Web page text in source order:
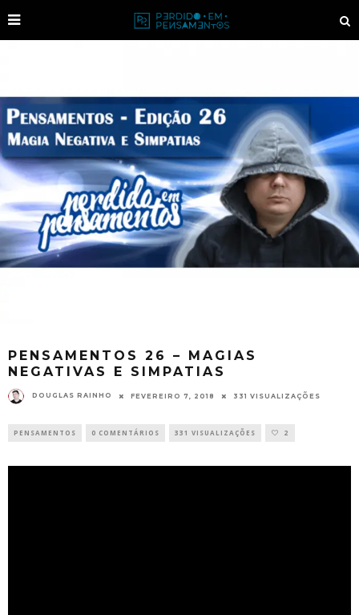
PENSAMENTOS 26 – MAGIAS
NEGATIVAS E SIMPATIAS
DOUGLAS RAINHO FEVEREIRO 7, 2018 331 VISUALIZAÇÕES
PENSAMENTOS 0 COMENTÁRIOS 331 VISUALIZAÇÕES 2